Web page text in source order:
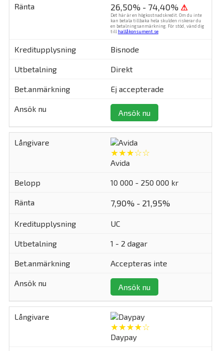
26,50% - 74,40% ⚠
Det här är en högkostnadskredit. Om du inte
kan betala tillbaka hela skulden riskerar du
en betalningsanmärkning. För stöd, vänd dig
till hallåkonsument.se
Bisnode
Direkt
Ej accepterade
Ansök nu
★★★☆☆
Avida
10 000 - 250 000 kr
7,90% - 21,95%
UC
1 - 2 dagar
Accepteras inte
Ansök nu
★★★★☆
Daypay